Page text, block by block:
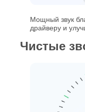
Мощный звук
драйверу и
Чистые